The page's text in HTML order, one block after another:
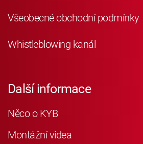
Všeobecné obchodní podmínky
Whistleblowing kanál
Další informace
Něco o KYB
Montážní videa